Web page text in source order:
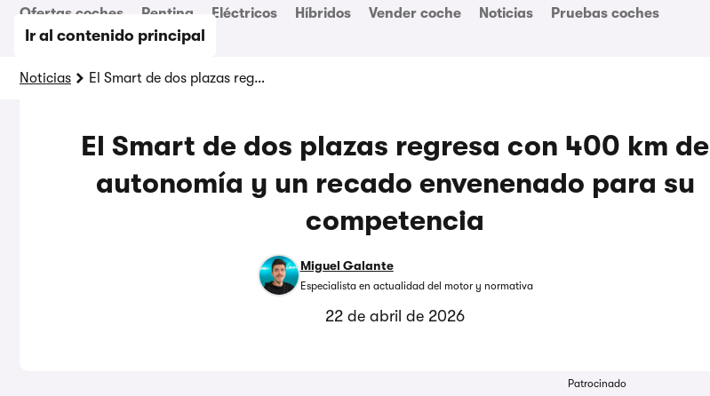
Ir al contenido principal
Ofertas coches Renting Eléctricos Híbridos Vender coche Noticias Pruebas coches
Noticias El Smart de dos plazas regresa con 400 km de autonomía y un recado envenenado para su competencia
El Smart de dos plazas regresa con 400 km de
autonomía y un recado envenenado para su
competencia
Miguel Galante
Especialista en actualidad del motor y normativa
22 de abril de 2026
Patrocinado